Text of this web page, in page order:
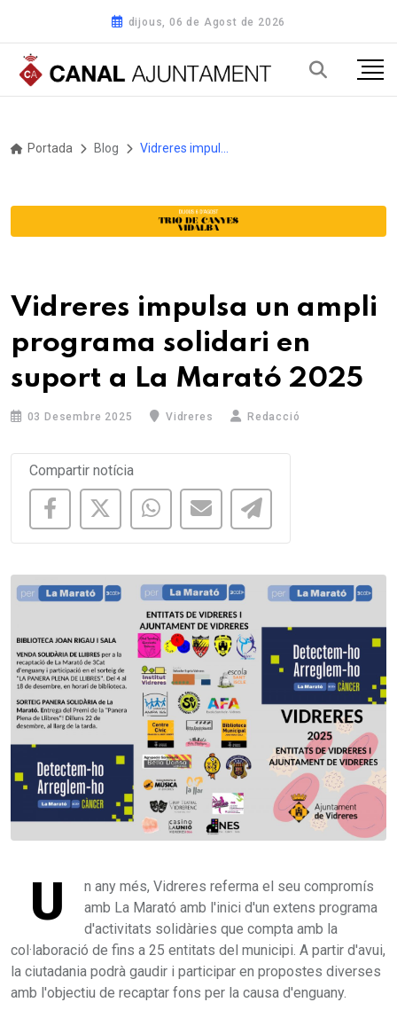
dijous, 06 de Agost de 2026
Portada Blog
Vidreres impulsa un ampli
programa solidari en
suport a La Marató 2025
03 Desembre 2025 Vidreres Redacció
Compartir notícia
U
n any més, Vidreres referma el seu compromís
amb La Marató amb l'inici d'un extens programa
d'activitats solidàries que compta amb la
col·laboració de fins a 25 entitats del municipi. A partir d'avui,
la ciutadania podrà gaudir i participar en propostes diverses
amb l'objectiu de recaptar fons per la causa d'enguany.